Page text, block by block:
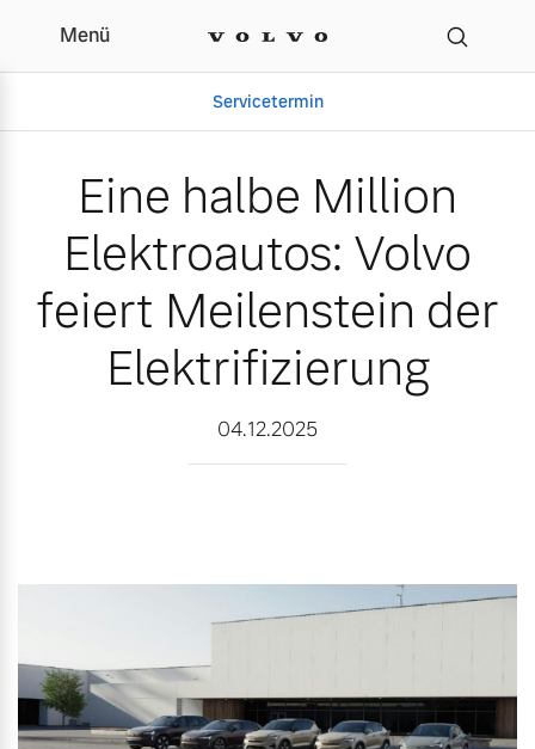
Eine halbe Million
Menü
Servicetermin
Gebrauchtwagen
Aktuelle Zubehörangebote
Zubehörkatalog
Karriere
Eine halbe Million
Elektroautos: Volvo
feiert Meilenstein der
Elektrifizierung
04.12.2025